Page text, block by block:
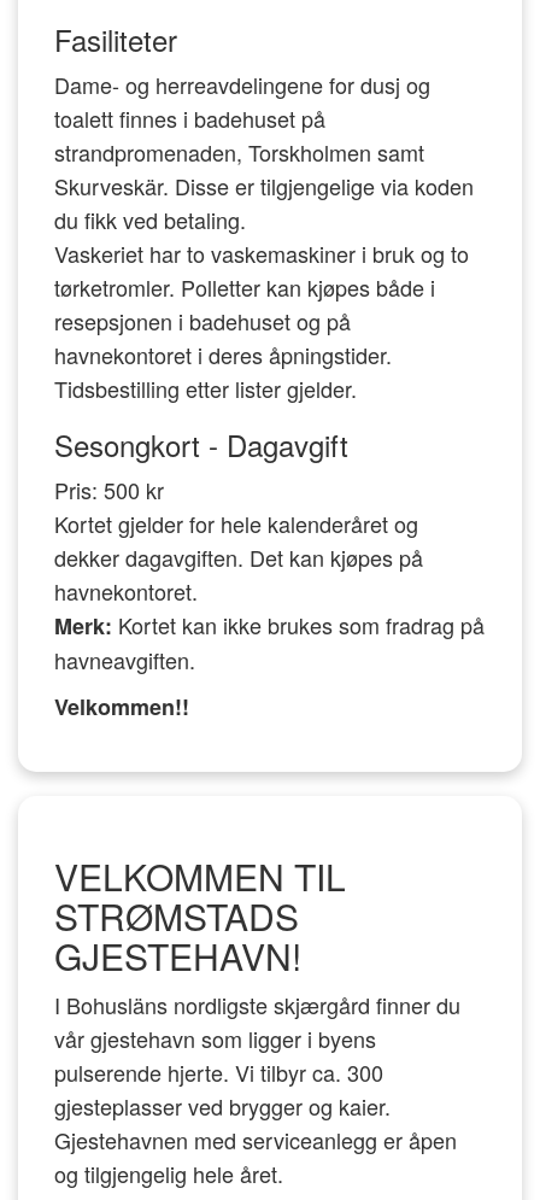
Fasiliteter
Dame- og herreavdelingene for dusj og
toalett finnes i badehuset på
strandpromenaden, Torskholmen samt
Skurveskär. Disse er tilgjengelige via koden
du fikk ved betaling.
Vaskeriet har to vaskemaskiner i bruk og to
tørketromler. Polletter kan kjøpes både i
resepsjonen i badehuset og på
havnekontoret i deres åpningstider.
Tidsbestilling etter lister gjelder.
Sesongkort - Dagavgift
Pris: 500 kr
Kortet gjelder for hele kalenderåret og
dekker dagavgiften. Det kan kjøpes på
havnekontoret.
Merk: Kortet kan ikke brukes som fradrag på
havneavgiften.
Velkommen!!
VELKOMMEN TIL
STRØMSTADS
GJESTEHAVN!
I Bohusläns nordligste skjærgård finner du
vår gjestehavn som ligger i byens
pulserende hjerte. Vi tilbyr ca. 300
gjesteplasser ved brygger og kaier.
Gjestehavnen med serviceanlegg er åpen
og tilgjengelig hele året.